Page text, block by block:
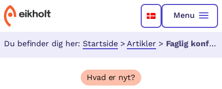
Menu
Du befinder dig her: Startside > Artikler > Faglig konference - At arbejde med syns- og hørehandicap
Hvad er nyt?